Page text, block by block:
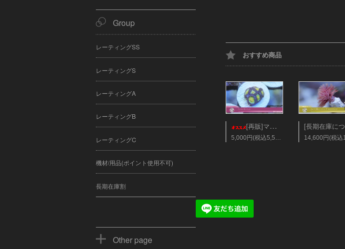
おすすめ商品
[再販]マメスナギンチャク フラグ28mm ソラマメ
5,000円(税込5,500円)
Group
レーティングSS
レーティングS
レーティングA
レーティングB
レーティングC
機材/用品(ポイント使用不可)
長期在庫割
Other page